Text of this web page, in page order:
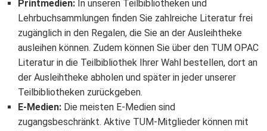
Printmedien:In unseren Teilbibliotheken und
Lehrbuchsammlungen finden Sie zahlreiche Literatur frei
zugänglich in den Regalen, die Sie an der Ausleihtheke
ausleihen können. Zudem können Sie über den TUM OPAC
Literatur in die Teilbibliothek Ihrer Wahl bestellen, dort an
der Ausleihtheke abholen und später in jeder unserer
Teilbibliotheken zurückgeben.
E-Medien:Die meisten E-Medien sind
zugangsbeschränkt. Aktive TUM-Mitglieder können mit